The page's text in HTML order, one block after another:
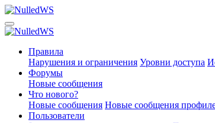
Правила
Нарушения и ограничения Уровни доступа
Форумы
Новые сообщения
Что нового?
Новые сообщения Новые сообщения
Пользователи